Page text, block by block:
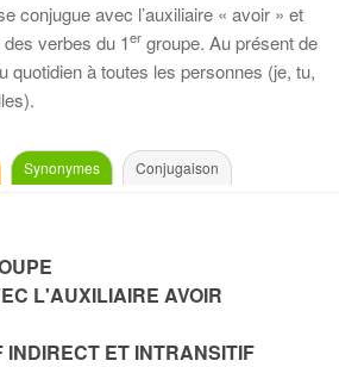
conjugue avec l’auxiliaire « avoir » et
verbes du 1er groupe. Au présent de
quotidien à toutes les personnes (je, tu,
Synonymes Conjugaison
L'AUXILIAIRE AVOIR
ET INTRANSITIF